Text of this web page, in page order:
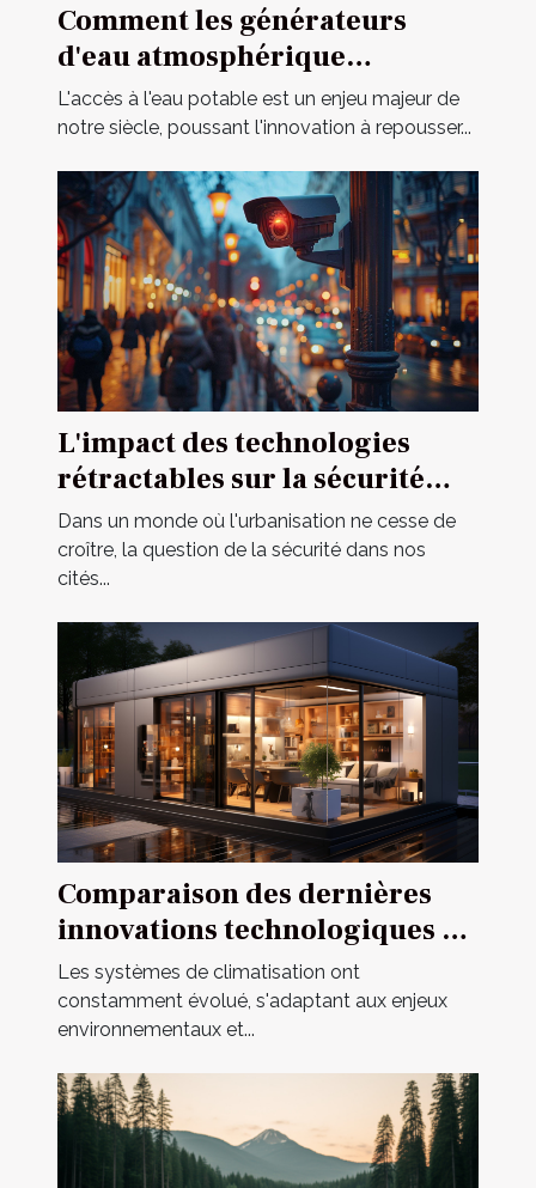
Comment les générateurs
d'eau atmosphérique
révolutionnent l'accès à l'eau
potable
L'accès à l'eau potable est un enjeu majeur de
notre siècle, poussant l'innovation à repousser...
L'impact des technologies
rétractables sur la sécurité
urbaine
Dans un monde où l'urbanisation ne cesse de
croître, la question de la sécurité dans nos
cités...
Comparaison des dernières
innovations technologiques en
matière de systèmes de
climatisation
Les systèmes de climatisation ont
constamment évolué, s'adaptant aux enjeux
environnementaux et...